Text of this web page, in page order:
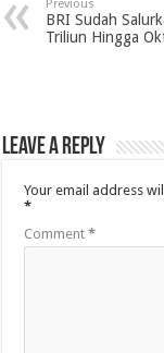
Previous
BRI Sudah
Triliun Hingga
Leave a Reply
Your email address
*
Comment*